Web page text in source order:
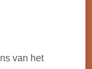
van het